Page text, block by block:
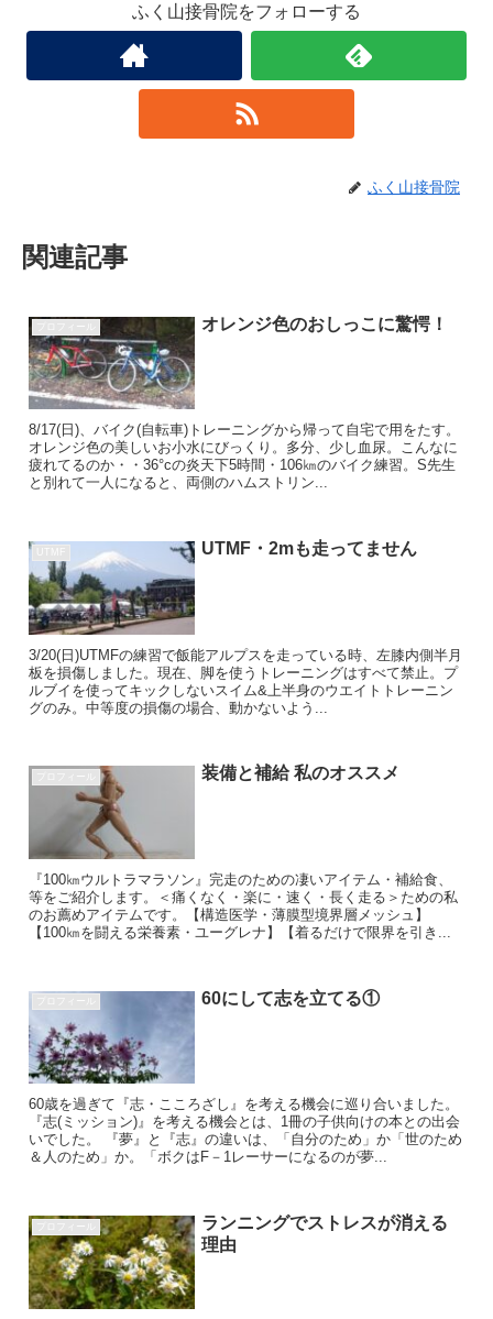
ふく山接骨院をフォローする
ふく山接骨院
関連記事
プロフィール オレンジ色のおしっこに驚愕！
8/17(日)、バイク(自転車)トレーニングから帰って自宅で用をたす。
オレンジ色の美しいお小水にびっくり。多分、少し血尿。こんなに
疲れてるのか・・36°cの炎天下5時間・106㎞のバイク練習。S先生
と別れて一人になると、両側のハムストリン...
UTMF・2mも走ってません
3/20(日)UTMFの練習で飯能アルプスを走っている時、左膝内側半月
板を損傷しました。現在、脚を使うトレーニングはすべて禁止。プ
ルブイを使ってキックしないスイム&上半身のウエイトトレーニン
グのみ。中等度の損傷の場合、動かないよう...
プロフィール 装備と補給 私のオススメ
『100㎞ウルトラマラソン』完走のための凄いアイテム・補給食、
等をご紹介します。＜痛くなく・楽に・速く・長く走る＞ための私
のお薦めアイテムです。【構造医学・薄膜型境界層メッシュ】
【100㎞を闘える栄養素・ユーグレナ】【着るだけで限界を引き...
プロフィール 60にして志を立てる①
60歳を過ぎて『志・こころざし』を考える機会に巡り合いました。
『志(ミッション)』を考える機会とは、1冊の子供向けの本との出会
いでした。 『夢』と『志』の違いは、「自分のため」か「世のため
＆人のため」か。「ボクはF－1レーサーになるのが夢...
プロフィール
ランニングでストレスが消える
理由